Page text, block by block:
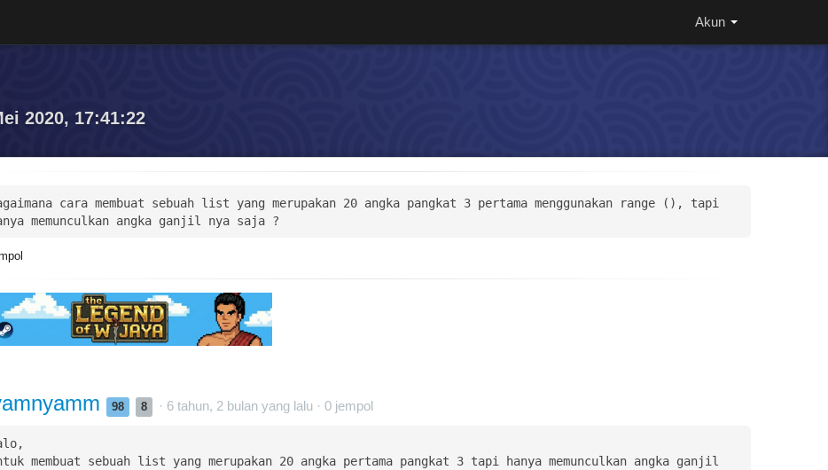
Akun
2020, 17:41:22
cara membuat sebuah list yang merupakan 20 angka pangkat 3 pertama menggunakan range (), tapi
memunculkan angka ganjil nya saja ?
98 8 · 6 tahun, 2 bulan yang lalu · 0 jempol
membuat sebuah list yang merupakan 20 angka pertama pangkat 3 tapi hanya memunculkan angka ganjil